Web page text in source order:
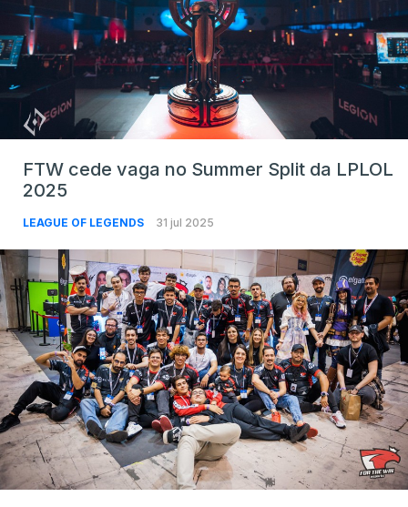
FTW cede vaga no Summer Split da LPLOL
2025
LEAGUE OF LEGENDS 31 jul 2025